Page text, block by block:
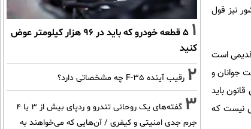
نیز قول
قدیمی است
جوانان و
باید
نیست که
1
۵ قطعه خودرو که باید در ۹۶ هزار کیلومتر عوض
کنید
2 رقیب آینده F-35 چه مشخصاتی دارد؟
3
گفته‌های یک روحانی تندرو و ردپای بیش از ۳ یا ۴
جرم جدی امنیتی و کیفری / آن‌هایی که می‌خواهند به